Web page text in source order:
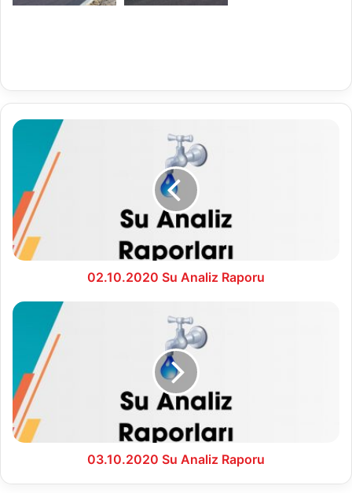
02.10.2020
Raporu
02.10.2020 Su Analiz Raporu
03.10.2020
Raporu
03.10.2020 Su Analiz Raporu